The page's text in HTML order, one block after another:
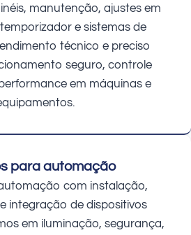
manutenção, ajustes em
e sistemas de
técnico e preciso
seguro, controle
em máquinas e
para automação
com instalação,
integração de dispositivos
em iluminação, segurança,